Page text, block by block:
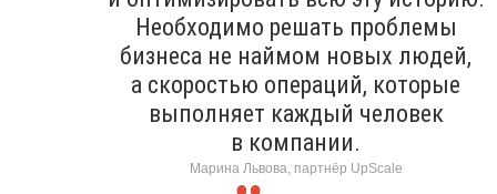
Необходимо решать проблемы
бизнеса не наймом новых людей,
а скоростью операций, которые
выполняет каждый человек
в компании.
Марина Львова, партнёр UpScale